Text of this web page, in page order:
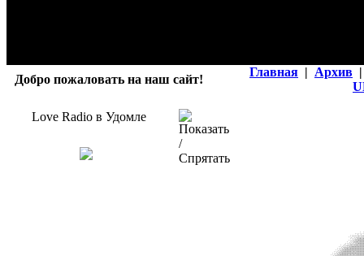
Добро пожаловать на наш сайт!
Главная | Архив |
Love Radio в Удомле